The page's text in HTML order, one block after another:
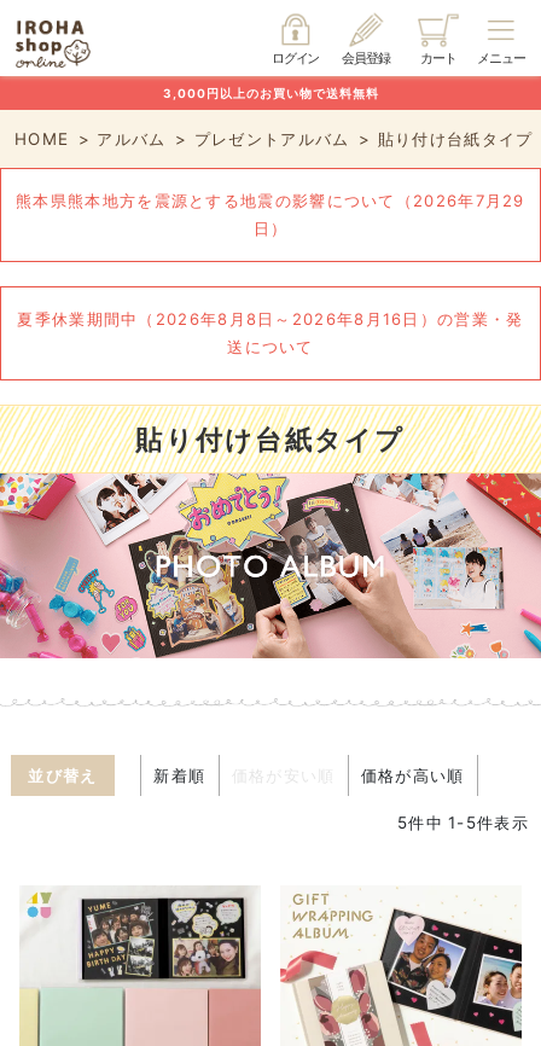
メニュー
カート
会員登録
ログイン
3,000円以上のお買い物で送料無料
HOME アルバム プレゼントアルバム 貼り付け台紙タイプ
熊本県熊本地方を震源とする地震の影響について（2026年7月29
日）
夏季休業期間中（2026年8月8日～2026年8月16日）の営業・発
送について
貼り付け台紙タイプ
並び替え 新着順 価格が安い順 価格が高い順
5件中 1-5件表示